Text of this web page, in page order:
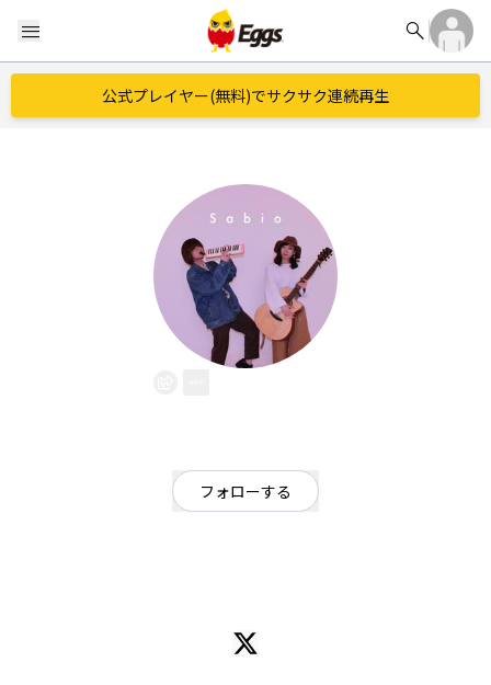
menu search
公式プレイヤー(無料)でサクサク連続再生
フォローする
たなか @SN_0804